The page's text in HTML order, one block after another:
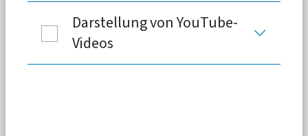
PKV-Rahmenvertrag ermöglicht
Nutzung von Mawendo für 12
Monate
Darstellung von YouTube-
Videos